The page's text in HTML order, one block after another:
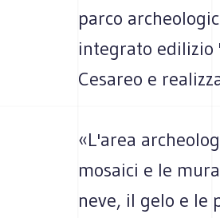
parco
integrato edilizio
Cesareo e
«L'area
mosaici e le
neve, il gelo e le